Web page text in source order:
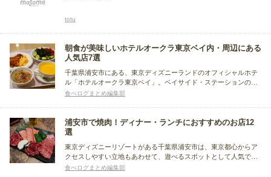
totu
朝食が美味しいホテルオークラ東京ベイ内・周辺にある
人気店7選
千葉県浦安市にある、東京ディズニーランドのオフィシャルホテ
ル「ホテルオークラ東京ベイ」。ベイサイド・ステーションのす
ぐ前という抜群のアクセスと、ヨーロッパ調のエレガントさを満
た。
食べログまとめ編集部
浦安市で焼肉！ディナー・ランチにおすすめのお店12
選
東京ディズニーリゾートがある千葉県浦安市は、東京都心からア
クセスしやすい立地もあわせて、遊べるスポットとして人気で
す。食事は気分高まる焼肉がおすすめ！今回は、浦安市内の焼肉
食べログまとめ編集部